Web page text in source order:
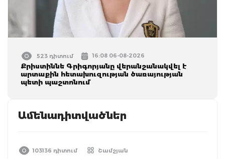
523 դիտում 16:08 06-08-2026
Քրիստիննե Գրիգորյանը վերանշանակվել է
արտաքին հետախուզության ծառայության
պետի պաշտոնում
Ամենադիտվածներ
103136 դիտում Շամշյան